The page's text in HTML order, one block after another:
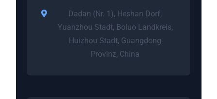
Dadan (Nr. 1), Heshan Dorf,
Yuanzhou Stadt, Boluo Landkreis,
Huizhou Stadt, Guangdong
Provinz, China